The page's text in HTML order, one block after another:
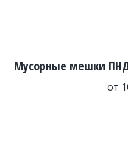
Мусорные мешки ПНД
от